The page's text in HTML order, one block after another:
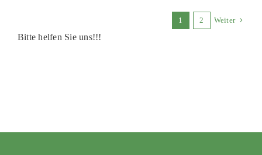
1 2 Weiter
Bitte helfen Sie uns!!!